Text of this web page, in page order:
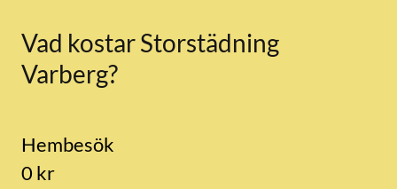
Vad kostar Storstädning
Varberg?
Hembesök
0 kr